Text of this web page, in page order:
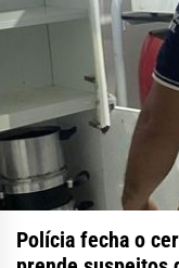
Polícia fecha o